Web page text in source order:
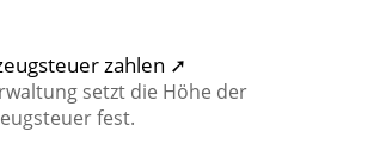
zahlen ➚
setzt die Höhe der
fest.